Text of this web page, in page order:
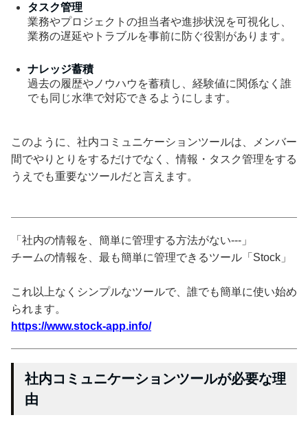
タスク管理
業務やプロジェクトの担当者や進捗状況を可視化し、
業務の遅延やトラブルを事前に防ぐ役割があります。
ナレッジ蓄積
過去の履歴やノウハウを蓄積し、経験値に関係なく誰
でも同じ水準で対応できるようにします。
このように、社内コミュニケーションツールは、メンバー
間でやりとりをするだけでなく、情報・タスク管理をする
うえでも重要なツールだと言えます。
「社内の情報を、簡単に管理する方法がない---」
チームの情報を、最も簡単に管理できるツール「Stock」
これ以上なくシンプルなツールで、誰でも簡単に使い始め
られます。
https://www.stock-app.info/
社内コミュニケーションツールが必要な理
由